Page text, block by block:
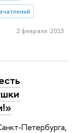
2 февраля 2015
Петербурга,